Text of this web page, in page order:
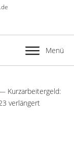
Menü
Kurzarbeitergeld:
verlängert